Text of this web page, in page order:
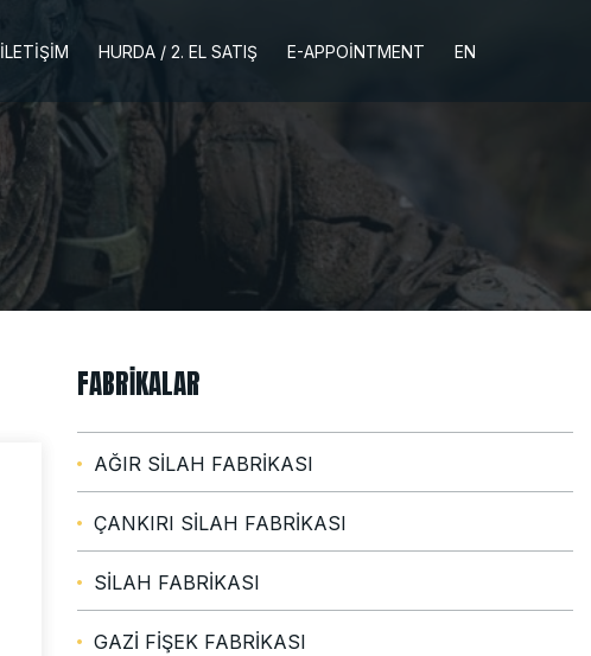
İLETİŞİM HURDA / 2. EL SATIŞ E-APPOINTMENT EN
FABRIKALAR
AĞIR SİLAH FABRİKASI
ÇANKIRI SİLAH FABRİKASI
SİLAH FABRİKASI
GAZİ FİŞEK FABRİKASI